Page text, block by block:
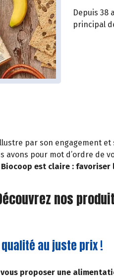
Depuis 38
principal
par son engagement
avons pour mot d’ordre
Biocoop est claire :
nos
au juste prix !
proposer une